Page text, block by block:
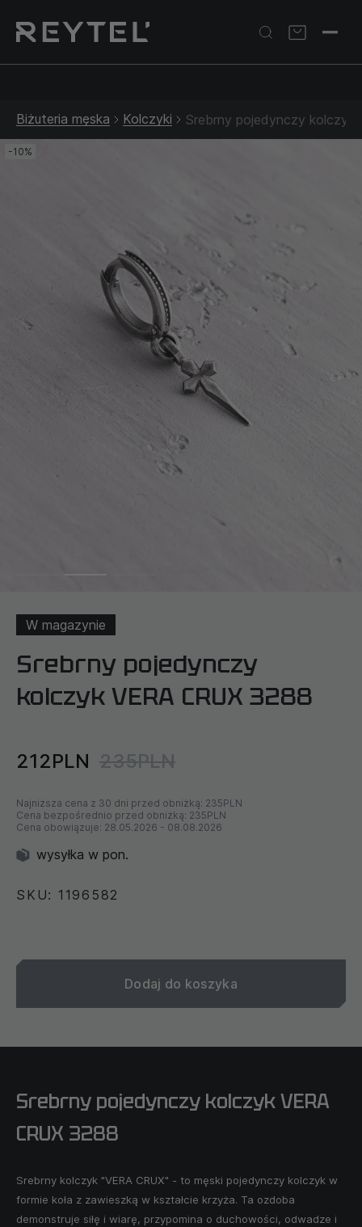
Złota biżuteria: –30% | Do 31.08
Biżuteria męska Kolczyki Srebrny pojedynczy kolczyk
-10%
W magazynie
Srebrny pojedynczy
kolczyk VERA CRUX 3288
212PLN 235PLN
Najniższa cena z 30 dni przed obniżką: 235PLN
Cena bezpośrednio przed obniżką: 235PLN
Cena obowiązuje: 28.05.2026 - 08.08.2026
wysyłka w pon.
SKU: 1196582
Dodaj do koszyka
Srebrny pojedynczy kolczyk VERA
CRUX 3288
Srebrny kolczyk "VERA CRUX" - to męski pojedynczy kolczyk w
formie koła z zawieszką w kształcie krzyża. Ta ozdoba
demonstruje siłę i wiarę, przypomina o duchowości, odwadze i